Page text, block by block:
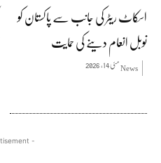
اسکاٹ ریٹر کی جانب سے پاکستان کو
نوبل انعام دینے کی حمایت
Newsمئی 14, 2026
- Advertisement -